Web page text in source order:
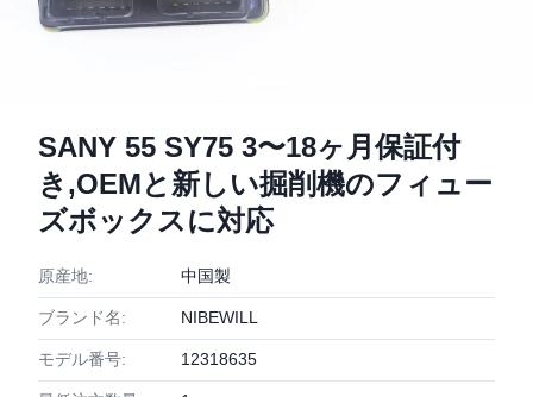
SANY 55 SY75 3〜18ヶ月保証付
き,OEMと新しい掘削機のフィュー
ズボックスに対応
原産地: 中国製
ブランド名: NIBEWILL
モデル番号: 12318635